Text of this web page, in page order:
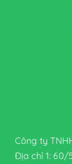
GIỚI THIỆU
Công ty
Địa chỉ 1: 60/